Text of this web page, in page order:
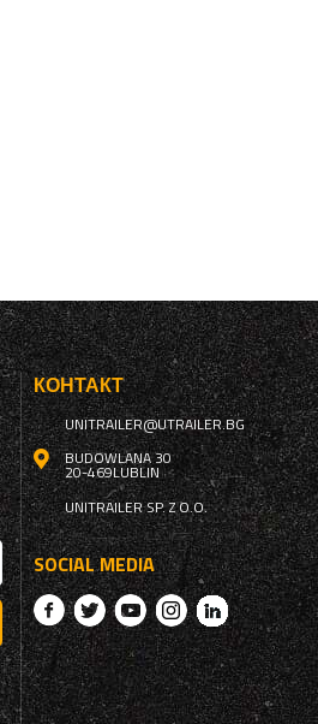
КОНТАКТ
UNITRAILER@UTRAILER.BG
BUDOWLANA 30
20-469LUBLIN
UNITRAILER SP. Z O.O.
SOCIAL MEDIA